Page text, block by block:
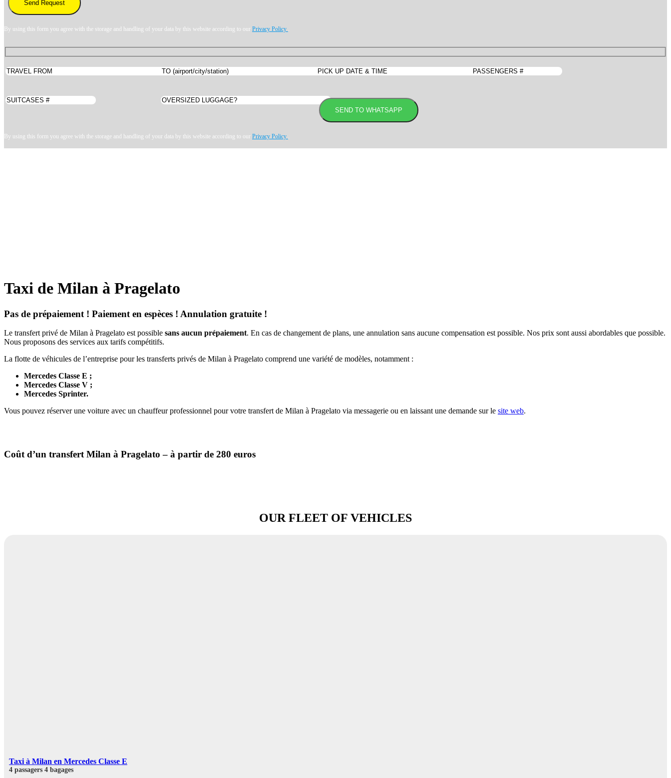
By using this form you agree with the storage and handling of your data by this website according to our Privacy Policy .
By using this form you agree with the storage and handling of your data by this website according to our Privacy Policy
Taxi de Milan à Pragelato
Pas de prépaiement ! Paiement en espèces ! Annulation gratuite !
Le transfert privé de Milan à Pragelato est possible sans aucun prépaiement. En cas de changement de plans, une annulation sans aucune compensation est possible. Nos prix sont aussi abordables que possible.
Nous proposons des services aux tarifs compétitifs.
La flotte de véhicules de l’entreprise pour les transferts privés de Milan à Pragelato comprend une variété de modèles, notamment :
Mercedes Classe E ;
Mercedes Classe V ;
Mercedes Sprinter.
Vous pouvez réserver une voiture avec un chauffeur professionnel pour votre transfert de Milan à Pragelato via messagerie ou en laissant une demande sur le site web.
Coût d’un transfert Milan à Pragelato– à partir de 280 euros
OUR FLEET OF VEHICLES
Taxi à Milan en Mercedes Classe E
4 passagers 4 bagages